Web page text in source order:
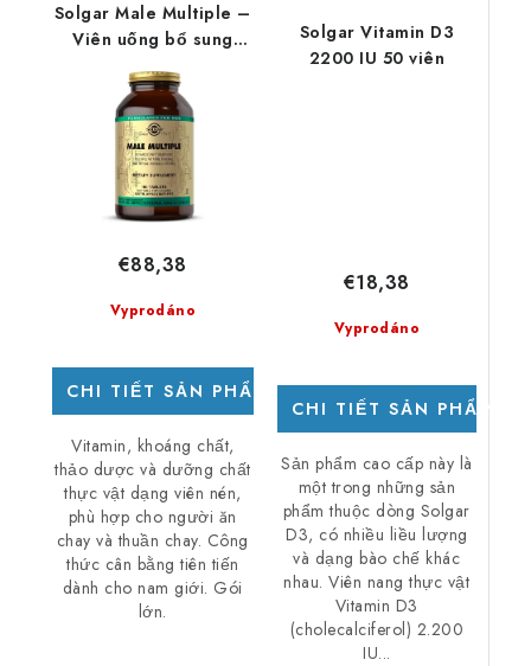
Solgar Male Multiple –
Viên uống bổ sung
vitamin tổng hợp dành
cho nam giới, 180 viên.
Vyprodáno
€88,38
CHI TIẾT SẢN PHẨM
Vitamin, khoáng chất,
thảo dược và dưỡng chất
thực vật dạng viên nén,
phù hợp cho người ăn
chay và thuần chay. Công
thức cân bằng tiên tiến
dành cho nam giới. Gói
lớn.
Solgar Vitamin D3
2200 IU 50 viên
Vyprodáno
€18,38
CHI TIẾT SẢN PHẨM
Sản phẩm cao cấp này là
một trong những sản
phẩm thuộc dòng Solgar
D3, có nhiều liều lượng
và dạng bào chế khác
nhau. Viên nang thực vật
Vitamin D3
(cholecalciferol) 2.200
IU...